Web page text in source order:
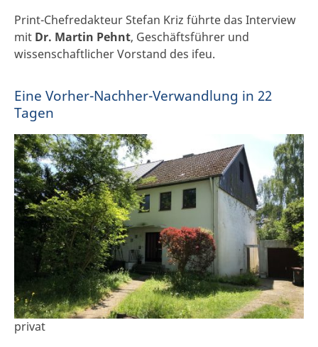
Print-Chefredakteur Stefan Kriz führte das Interview
mit Dr. Martin Pehnt, Geschäftsführer und
wissenschaftlicher Vorstand des ifeu.
Eine Vorher-Nachher-Verwandlung in 22
Tagen
privat